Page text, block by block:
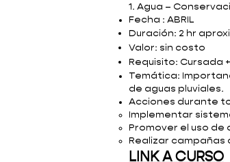
1. Agua –
Fecha : ABRIL
Duración: 2 hr
Valor: sin costo
Requisito: Cursada
Temática:
de aguas pluviales.
Acciones durante
Implementar
Promover el uso
Realizar
LINK A CURSO